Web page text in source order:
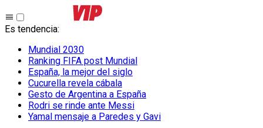
Es tendencia:
Mundial 2030
Ranking FIFA post Mundial
España, la mejor del siglo
Cucurella revela cábala
Gesto de Argentina a España
Rodri se rinde ante Messi
Yamal mensaje a Paredes y Gavi